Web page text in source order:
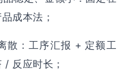
成本法；
：工序汇报 + 定额工
/ 反应时长；